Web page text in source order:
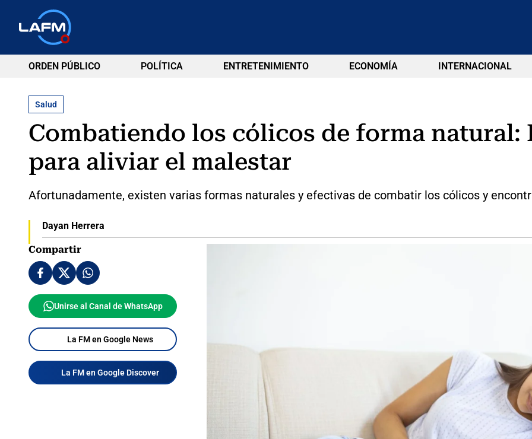
ORDEN PÚBLICO POLÍTICA ENTRETENIMIENTO ECONOMÍA INTERNACIONAL
Salud
Combatiendo los cólicos de forma natural:
para aliviar el malestar
Afortunadamente, existen varias formas naturales y efectivas de combatir los cólicos y
Dayan Herrera
Compartir
Unirse al Canal de WhatsApp
La FM en Google News
La FM en Google Discover